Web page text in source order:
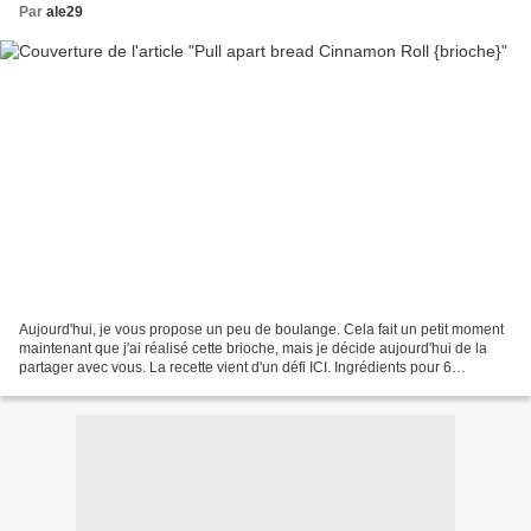
Par ale29
Aujourd'hui, je vous propose un peu de boulange. Cela fait un petit moment
maintenant que j'ai réalisé cette brioche, mais je décide aujourd'hui de la
partager avec vous. La recette vient d'un défi ICI. Ingrédients pour 6